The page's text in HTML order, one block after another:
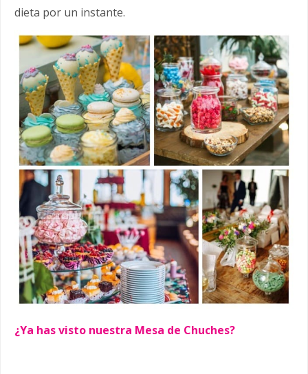
dieta por un instante.
¿Ya has visto nuestra Mesa de Chuches?